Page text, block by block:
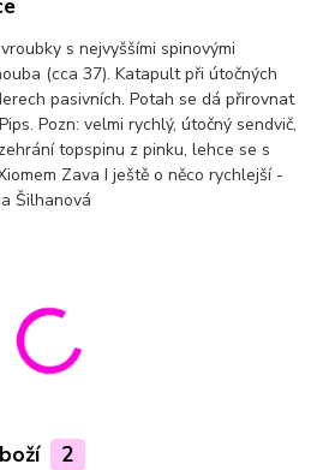
s nejvyššími spinovými
(cca 37). Katapult při útočných
pasivních. Potah se dá přirovnat
Pozn: velmi rychlý, útočný sendvič,
topspinu z pinku, lehce se s
Zava I ještě o něco rychlejší -
Šilhanová
2